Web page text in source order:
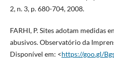
2, n. 3, p. 680-704, 2008.
FARHI, P. Sites adotam medidas
abusivos. Observatório da
Disponível em: <https://goo.gl/